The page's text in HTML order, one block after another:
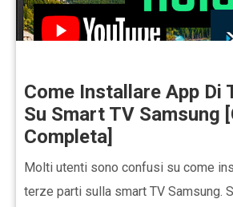
Come Installare App Di
Su Smart TV Samsung
Completa]
Molti utenti sono confusi su come
terze parti sulla smart TV Samsung.